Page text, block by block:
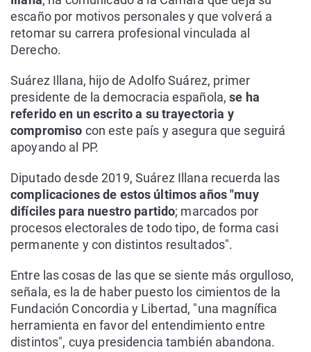
escaño por motivos personales y que volverá a
retomar su carrera profesional vinculada al
Derecho.
Suárez Illana, hijo de Adolfo Suárez, primer
presidente de la democracia española, se ha
referido en un escrito a su trayectoria y
compromiso con este país y asegura que seguirá
apoyando al PP.
Diputado desde 2019, Suárez Illana recuerda las
complicaciones de estos últimos años "muy
difíciles para nuestro partido; marcados por
procesos electorales de todo tipo, de forma casi
permanente y con distintos resultados".
Entre las cosas de las que se siente más orgulloso,
señala, es la de haber puesto los cimientos de la
Fundación Concordia y Libertad, "una magnífica
herramienta en favor del entendimiento entre
distintos", cuya presidencia también abandona.